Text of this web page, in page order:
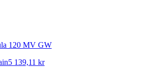
120 MV GW
5 139,11 kr